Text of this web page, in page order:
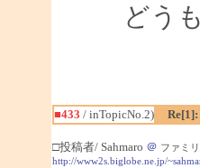
どう
■433 / inTopicNo.2)
□投稿者/ Sahmaro ＠ ファミ
http://www2s.biglobe.ne.jp/